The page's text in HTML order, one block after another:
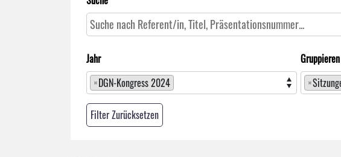
Jahr
×DGN-Kongress 2024
×
Filter Zurücksetzen